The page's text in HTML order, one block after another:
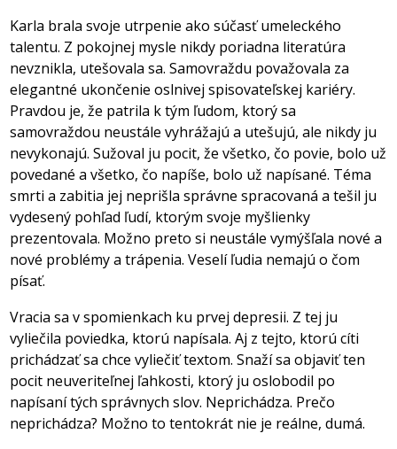
Karla brala svoje utrpenie ako súčasť umeleckého
talentu. Z pokojnej mysle nikdy poriadna literatúra
nevznikla, utešovala sa. Samovraždu považovala za
elegantné ukončenie oslnivej spisovateľskej kariéry.
Pravdou je, že patrila k tým ľudom, ktorý sa
samovraždou neustále vyhrážajú a utešujú, ale nikdy ju
nevykonajú. Sužoval ju pocit, že všetko, čo povie, bolo už
povedané a všetko, čo napíše, bolo už napísané. Téma
smrti a zabitia jej neprišla správne spracovaná a tešil ju
vydesený pohľad ľudí, ktorým svoje myšlienky
prezentovala. Možno preto si neustále vymýšľala nové a
nové problémy a trápenia. Veselí ľudia nemajú o čom
písať.
Vracia sa v spomienkach ku prvej depresii. Z tej ju
vyliečila poviedka, ktorú napísala. Aj z tejto, ktorú cíti
prichádzať sa chce vyliečiť textom. Snaží sa objaviť ten
pocit neuveriteľnej ľahkosti, ktorý ju oslobodil po
napísaní tých správnych slov. Neprichádza. Prečo
neprichádza? Možno to tentokrát nie je reálne, dumá.